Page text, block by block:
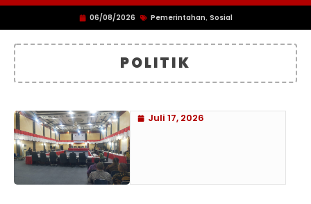
06/08/2026 Pemerintahan, Sosial
POLITIK
Juli 17, 2026